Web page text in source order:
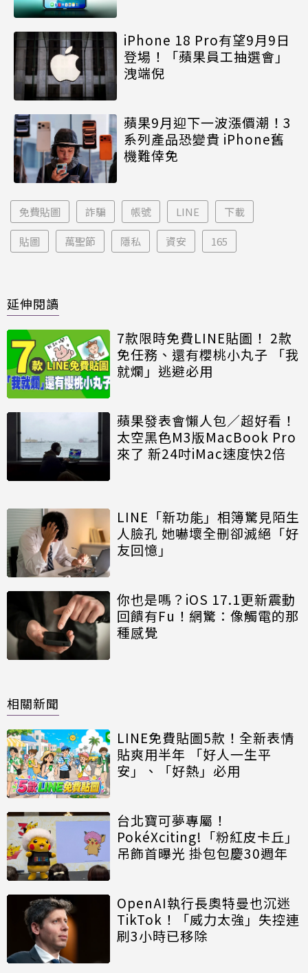
iPhone 18 Pro有望9月9日
登場！「蘋果員工抽選會」
洩端倪
蘋果9月迎下一波漲價潮！3
系列產品恐變貴 iPhone舊
機難倖免
免費貼圖 詐騙 帳號 LINE 下載
貼圖 萬聖節 隱私 資安 165
延伸閱讀
7款限時免費LINE貼圖！ 2款
免任務、還有櫻桃小丸子 「我
就爛」逃避必用
蘋果發表會懶人包／超好看！
太空黑色M3版MacBook Pro
來了 新24吋iMac速度快2倍
LINE「新功能」相簿驚見陌生
人臉孔 她嚇壞全刪卻滅絕「好
友回憶」
你也是嗎？iOS 17.1更新震動
回饋有Fu！網驚：像觸電的那
種感覺
相關新聞
LINE免費貼圖5款！全新表情
貼爽用半年 「好人一生平
安」、「好熱」必用
台北寶可夢專屬！
PokéXciting!「粉紅皮卡丘」
吊飾首曝光 掛包包慶30週年
OpenAI執行長奧特曼也沉迷
TikTok！「威力太強」失控連
刷3小時已移除